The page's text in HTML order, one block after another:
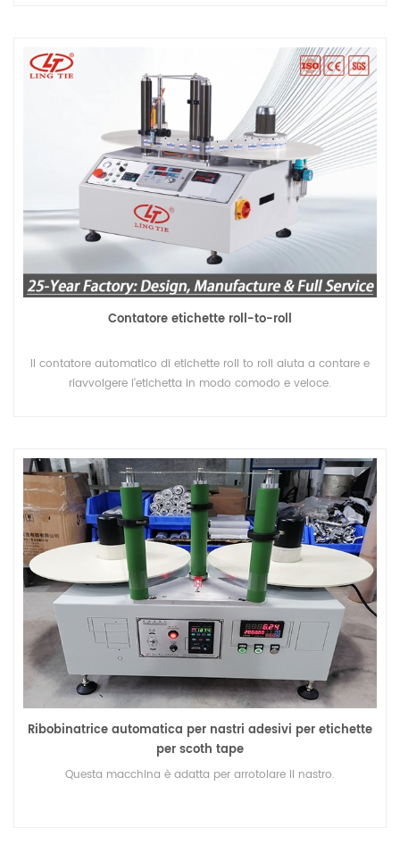
Contatore etichette roll-to-roll
Il contatore automatico di etichette roll to roll aiuta a contare e
riavvolgere l'etichetta in modo comodo e veloce.
Ribobinatrice automatica per nastri adesivi per etichette
per scoth tape
Questa macchina è adatta per arrotolare il nastro.